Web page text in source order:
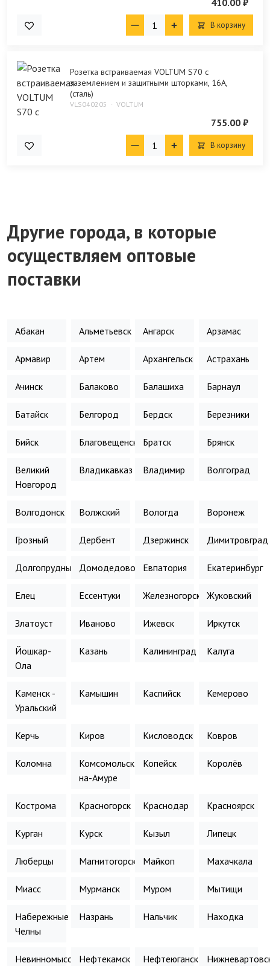
410.00 ₽
В корзину
Розетка встраиваемая VOLTUM S70 с
заземлением и защитными шторками, 16А,
(сталь)
VLS040205 VOLTUM
755.00 ₽
В корзину
Другие города, в которые
осуществляем оптовые
поставки
Абакан Альметьевск Ангарск Арзамас
Армавир Артем Архангельск Астрахань
Ачинск Балаково Балашиха Барнаул
Батайск Белгород Бердск Березники
Бийск Благовещенск Братск Брянск
Великий
Новгород
Владикавказ Владимир Волгоград
Волгодонск Волжский Вологда Воронеж
Грозный Дербент Дзержинск Димитровград
Долгопрудный Домодедово Евпатория Екатеринбург
Елец Ессентуки Железногорск Жуковский
Златоуст Иваново Ижевск Иркутск
Йошкар-
Ола
Казань Калининград Калуга
Каменск -
Уральский
Камышин Каспийск Кемерово
Керчь Киров Кисловодск Ковров
Коломна
Комсомольск-
на-Амуре
Копейск Королёв
Кострома Красногорск Краснодар Красноярск
Курган Курск Кызыл Липецк
Люберцы Магнитогорск Майкоп Махачкала
Миасс Мурманск Муром Мытищи
Набережные
Челны
Назрань Нальчик Находка
Невинномысск Нефтекамск Нефтеюганск